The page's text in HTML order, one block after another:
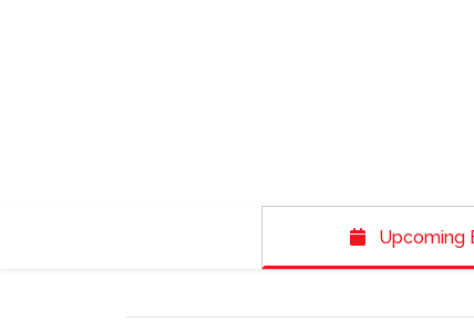
Upcoming